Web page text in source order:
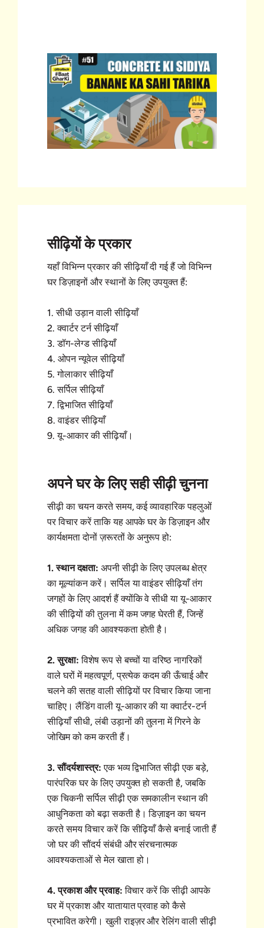
सीढ़ियों के प्रकार
यहाँ विभिन्न प्रकार की सीढ़ियाँ दी गई हैं जो विभिन्न
घर डिज़ाइनों और स्थानों के लिए उपयुक्त हैं:
1. सीधी उड़ान वाली सीढ़ियाँ
2. क्वार्टर टर्न सीढ़ियाँ
3. डॉग-लेग्ड सीढ़ियाँ
4. ओपन न्यूवेल सीढ़ियाँ
5. गोलाकार सीढ़ियाँ
6. सर्पिल सीढ़ियाँ
7. द्विभाजित सीढ़ियाँ
8. वाइंडर सीढ़ियाँ
9. यू-आकार की सीढ़ियाँ।
अपने घर के लिए सही सीढ़ी चुनना
सीढ़ी का चयन करते समय, कई व्यावहारिक पहलुओं
पर विचार करें ताकि यह आपके घर के डिज़ाइन और
कार्यक्षमता दोनों ज़रूरतों के अनुरूप हो:
1. स्थान दक्षता: अपनी सीढ़ी के लिए उपलब्ध क्षेत्र
का मूल्यांकन करें। सर्पिल या वाइंडर सीढ़ियाँ तंग
जगहों के लिए आदर्श हैं क्योंकि वे सीधी या यू-आकार
की सीढ़ियों की तुलना में कम जगह घेरती हैं, जिन्हें
अधिक जगह की आवश्यकता होती है।
2. सुरक्षा: विशेष रूप से बच्चों या वरिष्ठ नागरिकों
वाले घरों में महत्वपूर्ण, प्रत्येक कदम की ऊँचाई और
चलने की सतह वाली सीढ़ियों पर विचार किया जाना
चाहिए। लैंडिंग वाली यू-आकार की या क्वार्टर-टर्न
सीढ़ियाँ सीधी, लंबी उड़ानों की तुलना में गिरने के
जोखिम को कम करती हैं।
3. सौंदर्यशास्त्र: एक भव्य द्विभाजित सीढ़ी एक बड़े,
पारंपरिक घर के लिए उपयुक्त हो सकती है, जबकि
एक चिकनी सर्पिल सीढ़ी एक समकालीन स्थान की
आधुनिकता को बढ़ा सकती है। डिज़ाइन का चयन
करते समय विचार करें कि सीढ़ियाँ कैसे बनाई जाती हैं
जो घर की सौंदर्य संबंधी और संरचनात्मक
आवश्यकताओं से मेल खाता हो।
4. प्रकाश और प्रवाह: विचार करें कि सीढ़ी आपके
घर में प्रकाश और यातायात प्रवाह को कैसे
प्रभावित करेगी। खुली राइज़र और रेलिंग वाली सीढ़ी